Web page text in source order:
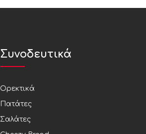
Συνοδευτικά
Ορεκτικά
Πατάτες
Σαλάτες